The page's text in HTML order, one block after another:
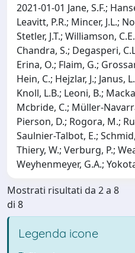
2021-01-01 Jane, S.F.;
Leavitt, P.R.; Mincer, J.L.;
Stetler, J.T.; Williamson,
Chandra, S.; Degasperi,
Erina, O.; Flaim, G.;
Hein, C.; Hejzlar, J.; Janus,
Knoll, L.B.; Leoni, B.;
Mcbride, C.; Müller-
Pierson, D.; Rogora, M.;
Saulnier-Talbot, E.;
Thiery, W.; Verburg, P.;
Weyhenmeyer, G.A.;
Mostrati risultati da 2 a 8
di 8
Legenda icone